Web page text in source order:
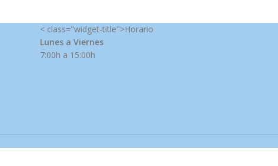
< class="widget-title">Horario
Lunes a Viernes
7:00h a 15:00h